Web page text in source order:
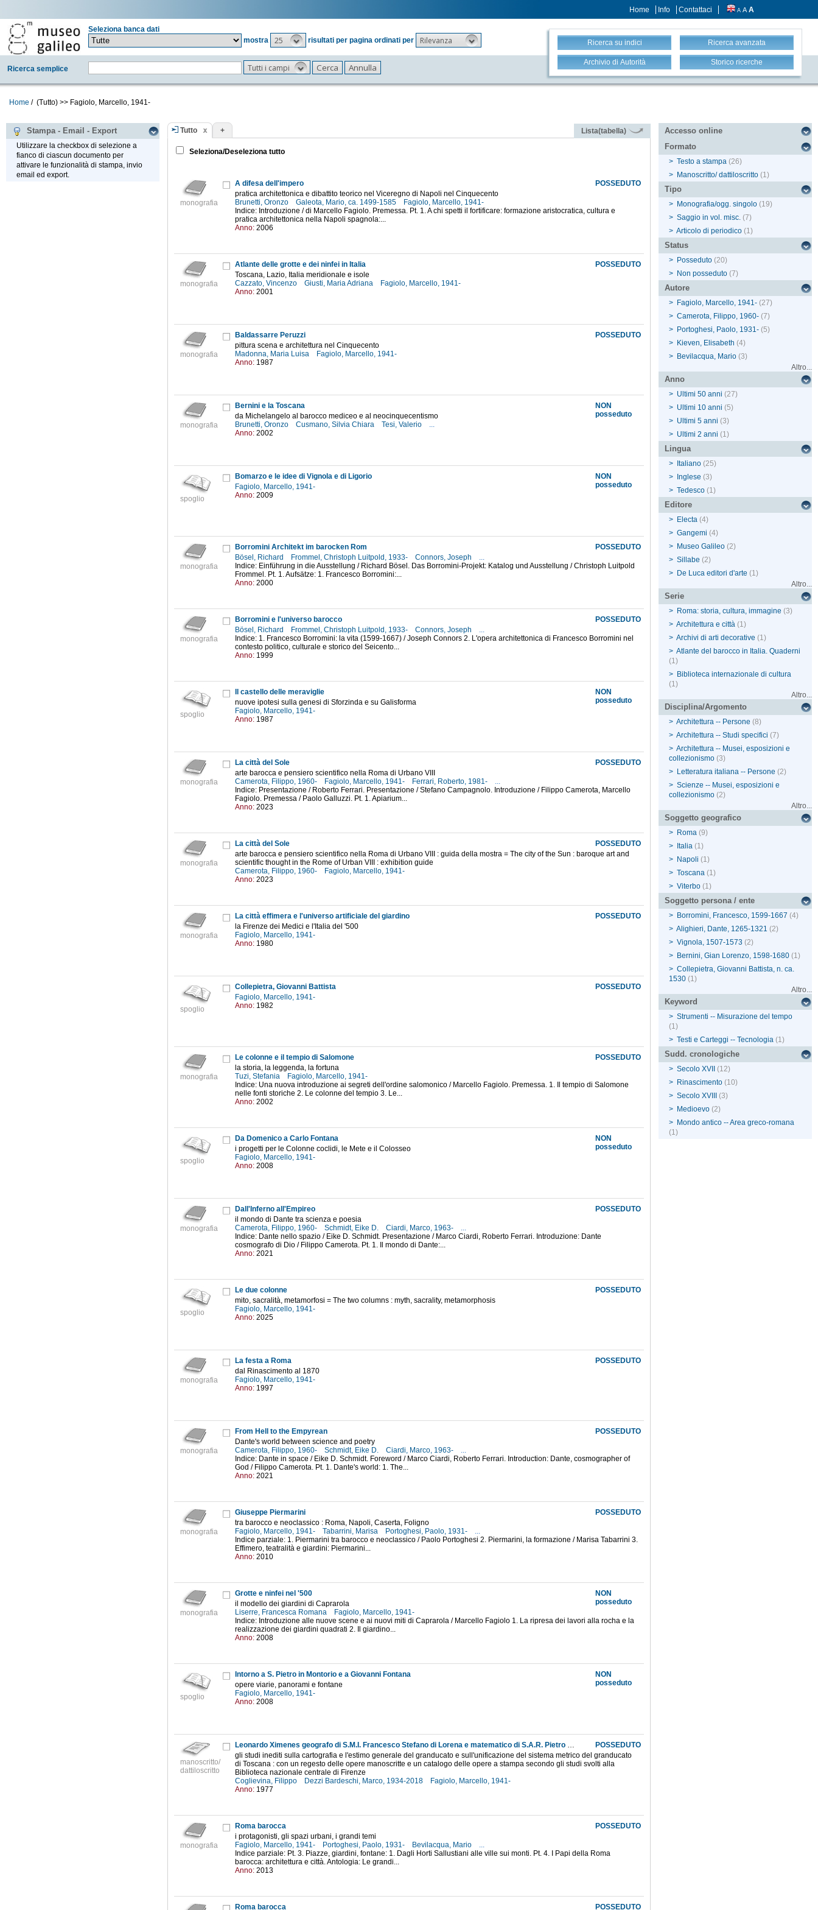
Home Info Contattaci A A A
Seleziona banca dati
mostra
25 risultati per pagina ordinati per Rilevanza
Ricerca semplice Tutti i campi
Ricerca su indici Ricerca avanzata
Archivio di Autorità Storico ricerche
Home / (Tutto) >> Fagiolo, Marcello, 1941-
Stampa - Email - Export
Utilizzare la checkbox di selezione a
fianco di ciascun documento per
attivare le funzionalità di stampa, invio
email ed export.
Tutto + Lista(tabella)
Seleziona/Deseleziona tutto
monografia
POSSEDUTO
A difesa dell'impero
pratica architettonica e dibattito teorico nel Viceregno di Napoli nel Cinquecento
Brunetti, Oronzo
Galeota, Mario, ca. 1499-1585
Fagiolo, Marcello, 1941-
Indice: Introduzione / di Marcello Fagiolo. Premessa. Pt. 1. A chi spetti il fortificare: formazione aristocratica, cultura e
pratica architettonica nella Napoli spagnola:...
Anno: 2006
monografia
POSSEDUTO
Atlante delle grotte e dei ninfei in Italia
Toscana, Lazio, Italia meridionale e isole
Cazzato, Vincenzo
Giusti, Maria Adriana
Fagiolo, Marcello, 1941-
Anno: 2001
monografia
POSSEDUTO
Baldassarre Peruzzi
pittura scena e architettura nel Cinquecento
Madonna, Maria Luisa
Fagiolo, Marcello, 1941-
Anno: 1987
monografia
NON
posseduto
Bernini e la Toscana
da Michelangelo al barocco mediceo e al neocinquecentismo
Brunetti, Oronzo
Cusmano, Silvia Chiara Tesi, Valerio
...
Anno: 2002
spoglio
NON
posseduto
Bomarzo e le idee di Vignola e di Ligorio
Fagiolo, Marcello, 1941-
Anno: 2009
monografia
POSSEDUTO
Borromini Architekt im barocken Rom
Bösel, Richard
Frommel, Christoph Luitpold, 1933- Connors, Joseph
...
Indice: Einführung in die Ausstellung / Richard Bösel. Das Borromini-Projekt: Katalog und Ausstellung / Christoph Luitpold
Frommel. Pt. 1. Aufsätze: 1. Francesco Borromini:...
Anno: 2000
monografia
POSSEDUTO
Borromini e l'universo barocco
Bösel, Richard
Frommel, Christoph Luitpold, 1933- Connors, Joseph
...
Indice: 1. Francesco Borromini: la vita (1599-1667) / Joseph Connors 2. L'opera architettonica di Francesco Borromini nel
contesto politico, culturale e storico del Seicento...
Anno: 1999
spoglio
NON
posseduto
Il castello delle meraviglie
nuove ipotesi sulla genesi di Sforzinda e su Galisforma
Fagiolo, Marcello, 1941-
Anno: 1987
monografia
POSSEDUTO
La città del Sole
arte barocca e pensiero scientifico nella Roma di Urbano VIII
Camerota, Filippo, 1960-
Fagiolo, Marcello, 1941- Ferrari, Roberto, 1981-
...
Indice: Presentazione / Roberto Ferrari. Presentazione / Stefano Campagnolo. Introduzione / Filippo Camerota, Marcello
Fagiolo. Premessa / Paolo Galluzzi. Pt. 1. Apiarium...
Anno: 2023
monografia
POSSEDUTO
La città del Sole
arte barocca e pensiero scientifico nella Roma di Urbano VIII : guida della mostra = The city of the Sun : baroque art and
scientific thought in the Rome of Urban VIII : exhibition guide
Camerota, Filippo, 1960-
Fagiolo, Marcello, 1941-
Anno: 2023
monografia
POSSEDUTO
La città effimera e l'universo artificiale del giardino
la Firenze dei Medici e l'Italia del '500
Fagiolo, Marcello, 1941-
Anno: 1980
spoglio
POSSEDUTO
Collepietra, Giovanni Battista
Fagiolo, Marcello, 1941-
Anno: 1982
monografia
POSSEDUTO
Le colonne e il tempio di Salomone
la storia, la leggenda, la fortuna
Tuzi, Stefania
Fagiolo, Marcello, 1941-
Indice: Una nuova introduzione ai segreti dell'ordine salomonico / Marcello Fagiolo. Premessa. 1. Il tempio di Salomone
nelle fonti storiche 2. Le colonne del tempio 3. Le...
Anno: 2002
spoglio
NON
posseduto
Da Domenico a Carlo Fontana
i progetti per le Colonne coclidi, le Mete e il Colosseo
Fagiolo, Marcello, 1941-
Anno: 2008
monografia
POSSEDUTO
Dall'Inferno all'Empireo
il mondo di Dante tra scienza e poesia
Camerota, Filippo, 1960-
Schmidt, Eike D. Ciardi, Marco, 1963-
...
Indice: Dante nello spazio / Eike D. Schmidt. Presentazione / Marco Ciardi, Roberto Ferrari. Introduzione: Dante
cosmografo di Dio / Filippo Camerota. Pt. 1. Il mondo di Dante:...
Anno: 2021
spoglio
POSSEDUTO
Le due colonne
mito, sacralità, metamorfosi = The two columns : myth, sacrality, metamorphosis
Fagiolo, Marcello, 1941-
Anno: 2025
monografia
POSSEDUTO
La festa a Roma
dal Rinascimento al 1870
Fagiolo, Marcello, 1941-
Anno: 1997
monografia
POSSEDUTO
From Hell to the Empyrean
Dante's world between science and poetry
Camerota, Filippo, 1960-
Schmidt, Eike D. Ciardi, Marco, 1963-
...
Indice: Dante in space / Eike D. Schmidt. Foreword / Marco Ciardi, Roberto Ferrari. Introduction: Dante, cosmographer of
God / Filippo Camerota. Pt. 1. Dante's world: 1. The...
Anno: 2021
monografia
POSSEDUTO
Giuseppe Piermarini
tra barocco e neoclassico : Roma, Napoli, Caserta, Foligno
Fagiolo, Marcello, 1941-
Tabarrini, Marisa Portoghesi, Paolo, 1931-
...
Indice parziale: 1. Piermarini tra barocco e neoclassico / Paolo Portoghesi 2. Piermarini, la formazione / Marisa Tabarrini 3.
Effimero, teatralità e giardini: Piermarini...
Anno: 2010
monografia
NON
posseduto
Grotte e ninfei nel '500
il modello dei giardini di Caprarola
Liserre, Francesca Romana
Fagiolo, Marcello, 1941-
Indice: Introduzione alle nuove scene e ai nuovi miti di Caprarola / Marcello Fagiolo 1. La ripresa dei lavori alla rocha e la
realizzazione dei giardini quadrati 2. Il giardino...
Anno: 2008
spoglio
NON
posseduto
Intorno a S. Pietro in Montorio e a Giovanni Fontana
opere viarie, panorami e fontane
Fagiolo, Marcello, 1941-
Anno: 2008
manoscritto/
dattiloscritto
POSSEDUTO
Leonardo Ximenes geografo di S.M.I. Francesco Stefano di Lorena e matematico di S.A.R. Pietro Leopoldo d'Asburgo Lorena (1716-1786)
gli studi inediti sulla cartografia e l'estimo generale del granducato e sull'unificazione del sistema metrico del granducato
di Toscana : con un regesto delle opere manoscritte e un catalogo delle opere a stampa secondo gli studi svolti alla
Biblioteca nazionale centrale di Firenze
Coglievina, Filippo
Dezzi Bardeschi, Marco, 1934-2018
Fagiolo, Marcello, 1941-
Anno: 1977
monografia
POSSEDUTO
Roma barocca
i protagonisti, gli spazi urbani, i grandi temi
Fagiolo, Marcello, 1941-
Portoghesi, Paolo, 1931- Bevilacqua, Mario
...
Indice parziale: Pt. 3. Piazze, giardini, fontane: 1. Dagli Horti Sallustiani alle ville sui monti. Pt. 4. I Papi della Roma
barocca: architettura e città. Antologia: Le grandi...
Anno: 2013
POSSEDUTO
Roma barocca
Accesso online
Formato
> Testo a stampa (26)
> Manoscritto/ dattiloscritto (1)
Tipo
> Monografia/ogg. singolo (19)
> Saggio in vol. misc. (7)
> Articolo di periodico (1)
Status
> Posseduto (20)
> Non posseduto (7)
Autore
> Fagiolo, Marcello, 1941- (27)
> Camerota, Filippo, 1960- (7)
> Portoghesi, Paolo, 1931- (5)
> Kieven, Elisabeth (4)
> Bevilacqua, Mario (3)
Altro...
Anno
> Ultimi 50 anni (27)
> Ultimi 10 anni (5)
> Ultimi 5 anni (3)
> Ultimi 2 anni (1)
Lingua
> Italiano (25)
>
Inglese (3)
> Tedesco (1)
Editore
> Electa (4)
> Gangemi (4)
> Museo Galileo (2)
> Sillabe (2)
> De Luca editori d'arte (1)
Altro...
Serie
> Roma: storia, cultura, immagine (3)
> Architettura e città (1)
> Archivi di arti decorative (1)
> Atlante del barocco in Italia. Quaderni
(1)
> Biblioteca internazionale di cultura
(1)
Altro...
Disciplina/Argomento
> Architettura -- Persone (8)
> Architettura -- Studi specifici (7)
> Architettura -- Musei, esposizioni e
collezionismo (3)
> Letteratura italiana -- Persone (2)
> Scienze -- Musei, esposizioni e
collezionismo (2)
Altro...
Soggetto geografico
> Roma (9)
>
Italia (1)
> Napoli (1)
> Toscana (1)
> Viterbo (1)
Soggetto persona / ente
> Borromini, Francesco, 1599-1667 (4)
> Alighieri, Dante, 1265-1321 (2)
> Vignola, 1507-1573 (2)
> Bernini, Gian Lorenzo, 1598-1680 (1)
> Collepietra, Giovanni Battista, n. ca.
1530 (1)
Altro...
Keyword
> Strumenti -- Misurazione del tempo
(1)
> Testi e Carteggi -- Tecnologia (1)
Sudd. cronologiche
> Secolo XVII
(12)
> Rinascimento (10)
> Secolo XVIII
(3)
> Medioevo (2)
> Mondo antico -- Area greco-romana
(1)